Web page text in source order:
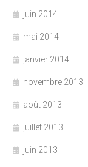
juin 2014
mai 2014
janvier 2014
novembre 2013
août 2013
juillet 2013
juin 2013